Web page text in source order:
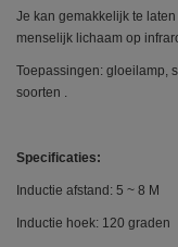
Je kan gemakkelijk te
menselijk lichaam op
Toepassingen: gloeilamp,
soorten .
Specificaties:
Inductie afstand: 5 ~ 8 M
Inductie hoek: 120 graden